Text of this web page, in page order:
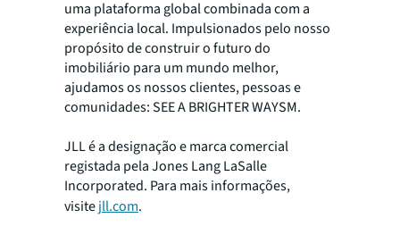
uma plataforma global combinada com a
experiência local. Impulsionados pelo nosso
propósito de construir o futuro do
imobiliário para um mundo melhor,
ajudamos os nossos clientes, pessoas e
comunidades: SEE A BRIGHTER WAYSM.
JLL é a designação e marca comercial
registada pela Jones Lang LaSalle
Incorporated. Para mais informações,
visitejll.com.